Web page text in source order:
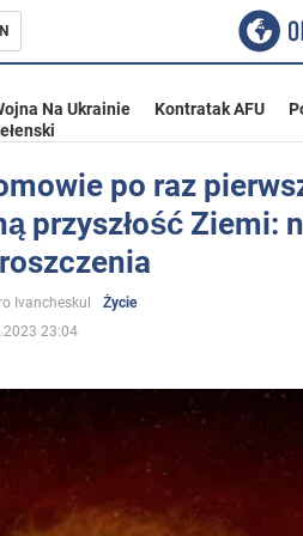
Ukrainie
Na Ukrainie Kontratak AFU
po raz
przyszłość Ziemi:
Ivancheskul
Życie
23:04